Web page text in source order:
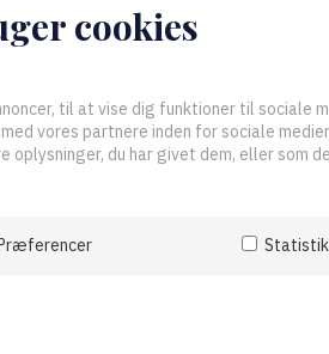
cookies
til at vise dig funktioner til sociale
vores partnere inden for sociale
oplysninger, du har givet dem, eller som
Præferencer Statistik